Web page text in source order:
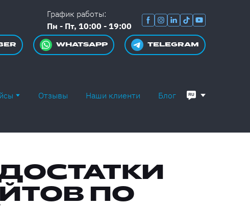
График работы:
Пн - Пт, 10:00 - 19:00
WHATSAPP TELEGRAM
Отзывы Наши клиенти Блог
ПО